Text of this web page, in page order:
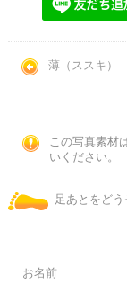
薄（ススキ）
この写真素材
いください。
足あとをどう
お名前